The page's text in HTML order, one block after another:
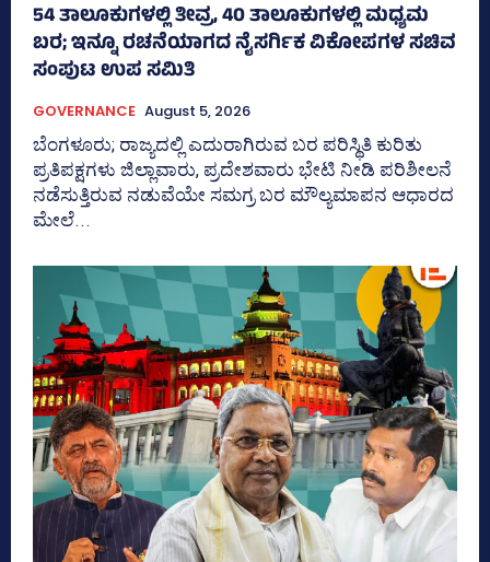
54 ತಾಲೂಕುಗಳಲ್ಲಿ ತೀವ್ರ, 40 ತಾಲೂಕುಗಳಲ್ಲಿ ಮಧ್ಯಮ
ಬರ; ಇನ್ನೂ ರಚನೆಯಾಗದ ನೈಸರ್ಗಿಕ ವಿಕೋಪಗಳ ಸಚಿವ
ಸಂಪುಟ ಉಪ ಸಮಿತಿ
GOVERNANCE August 5, 2026
ಬೆಂಗಳೂರು; ರಾಜ್ಯದಲ್ಲಿ ಎದುರಾಗಿರುವ ಬರ ಪರಿಸ್ಥಿತಿ ಕುರಿತು
ಪ್ರತಿಪಕ್ಷಗಳು ಜಿಲ್ಲಾವಾರು, ಪ್ರದೇಶವಾರು ಭೇಟಿ ನೀಡಿ ಪರಿಶೀಲನೆ
ನಡೆಸುತ್ತಿರುವ ನಡುವೆಯೇ ಸಮಗ್ರ ಬರ ಮೌಲ್ಯಮಾಪನ ಆಧಾರದ
ಮೇಲೆ...